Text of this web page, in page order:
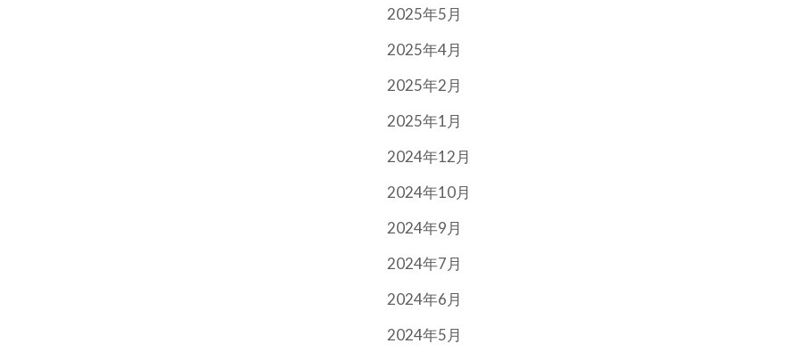
2025年5月
2025年4月
2025年2月
2025年1月
2024年12月
2024年10月
2024年9月
2024年7月
2024年6月
2024年5月